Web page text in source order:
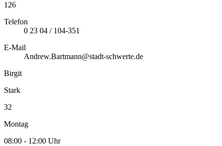
126
Telefon
0 23 04 / 104-351
E-Mail
Andrew.Bartmann@stadt-schwerte.de
Birgit
Stark
32
Montag
08:00 - 12:00 Uhr